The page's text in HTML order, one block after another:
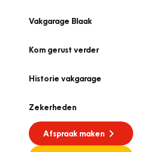
Vakgarage Blaak
Kom gerust verder
Historie vakgarage
Zekerheden
Afspraak maken